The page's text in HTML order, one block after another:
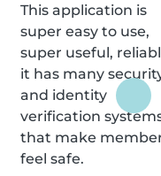
This application is
super easy to use,
super useful,
it has many
and identity
verification
that make
feel safe.